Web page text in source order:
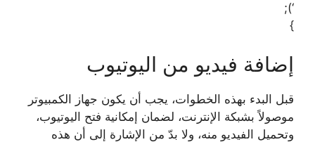
‘);
}
إضافة فيديو من اليوتيوب
قبل البدء بهذه الخطوات، يجب أن يكون جهاز الكمبيوتر
موصولاً بشبكة الإنترنت، لضمان إمكانية فتح اليوتيوب،
وتحميل الفيديو منه، ولا بدّ من الإشارة إلى أن هذه